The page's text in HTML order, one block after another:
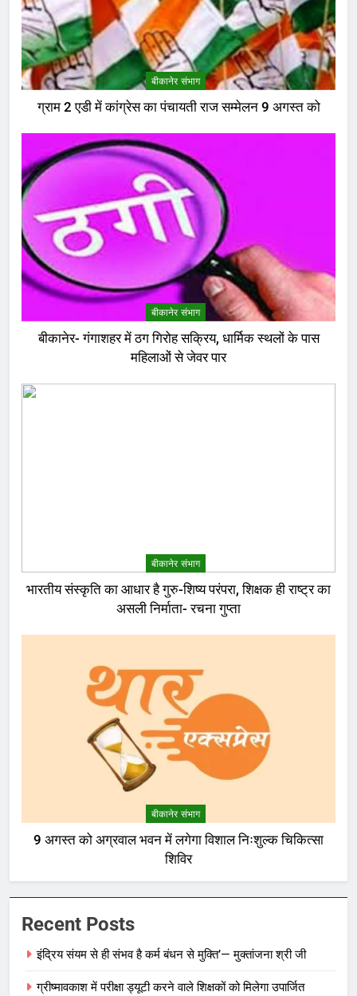
बीकानेर संभाग
ग्राम 2 एडी में कांग्रेस का पंचायती राज सम्मेलन 9 अगस्त को
बीकानेर संभाग
बीकानेर- गंगाशहर में ठग गिरोह सक्रिय, धार्मिक स्थलों के पास
महिलाओं से जेवर पार
बीकानेर संभाग
भारतीय संस्कृति का आधार है गुरु-शिष्य परंपरा, शिक्षक ही राष्ट्र का
असली निर्माता- रचना गुप्ता
बीकानेर संभाग
9 अगस्त को अग्रवाल भवन में लगेगा विशाल निःशुल्क चिकित्सा
शिविर
Recent Posts
इंद्रिय संयम से ही संभव है कर्म बंधन से मुक्ति’— मुक्तांजना श्री जी
ग्रीष्मावकाश में परीक्षा ड्यूटी करने वाले शिक्षकों को मिलेगा उपार्जित